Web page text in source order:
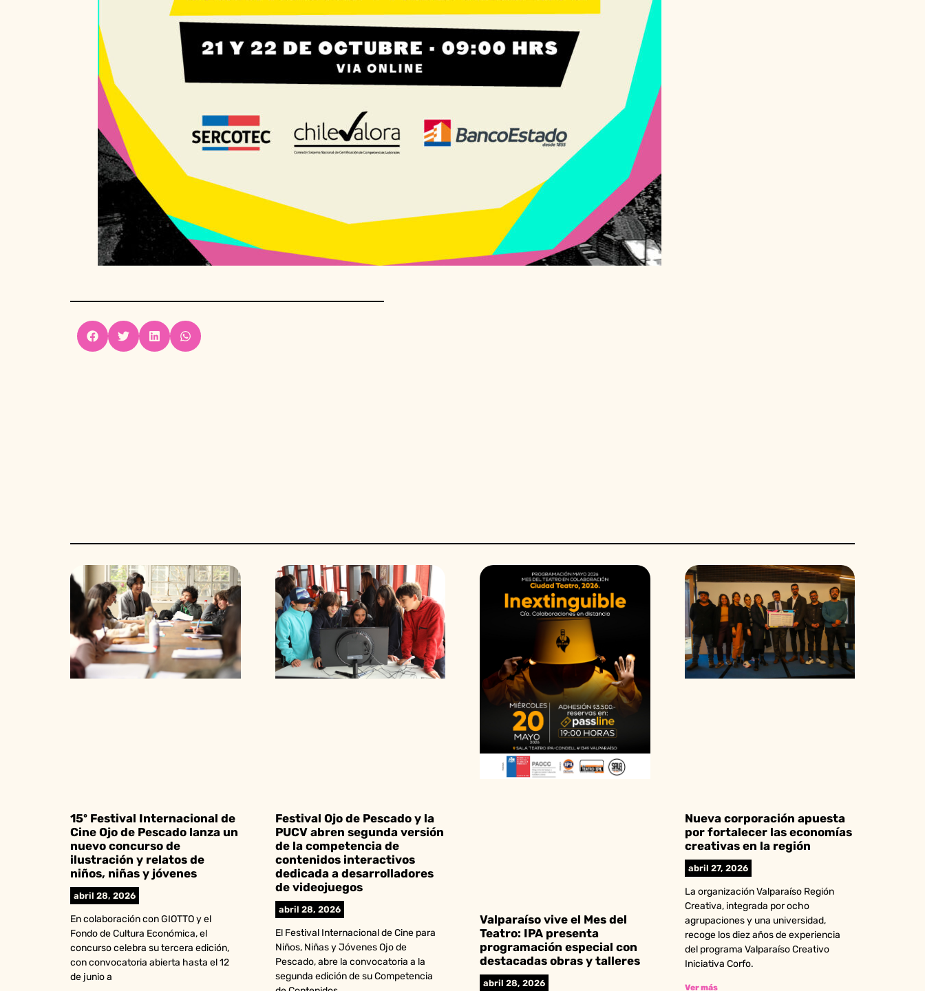
15º Festival Internacional de
Cine Ojo de Pescado lanza un
nuevo concurso de
ilustración y relatos de
niños, niñas y jóvenes
abril 28, 2026
En colaboración con GIOTTO y el
Fondo de Cultura Económica, el
concurso celebra su tercera edición,
con convocatoria abierta hasta el 12
de junio a
Festival Ojo de Pescado y la
PUCV abren segunda versión
de la competencia de
contenidos interactivos
dedicada a desarrolladores
de videojuegos
abril 28, 2026
El Festival Internacional de Cine para
Niños, Niñas y Jóvenes Ojo de
Pescado, abre la convocatoria a la
segunda edición de su Competencia
Valparaíso vive el Mes del
Teatro: IPA presenta
programación especial con
destacadas obras y talleres
abril 28, 2026
Nueva corporación apuesta
por fortalecer las economías
creativas en la región
abril 27, 2026
La organización Valparaíso Región
Creativa, integrada por ocho
agrupaciones y una universidad,
recoge los diez años de experiencia
del programa Valparaíso Creativo
Iniciativa Corfo.
Ver más